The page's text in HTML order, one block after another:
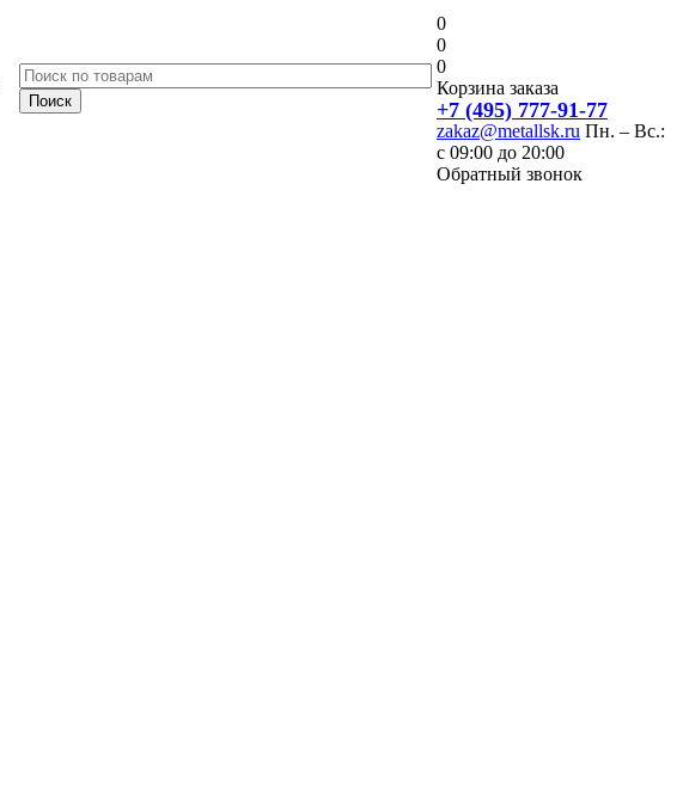
0
0
0
Корзина заказа
+7 (495) 777-91-77
zakaz@metallsk.ru Пн. – Вс.:
с 09:00 до 20:00
Обратный звонок